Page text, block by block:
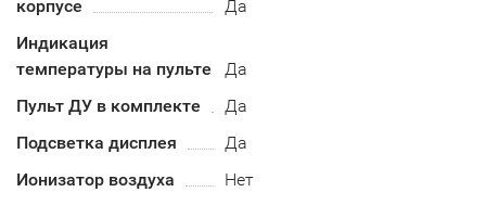
корпусе
Да
Индикация
температуры на пульте
Да
Пульт ДУ в комплекте
Да
Подсветка дисплея
Да
Ионизатор воздуха
Нет